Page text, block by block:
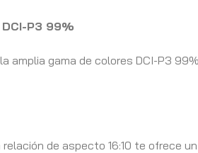
P3 99%
amplia gama de colores DCI-P3
de aspecto 16:10 te ofrece